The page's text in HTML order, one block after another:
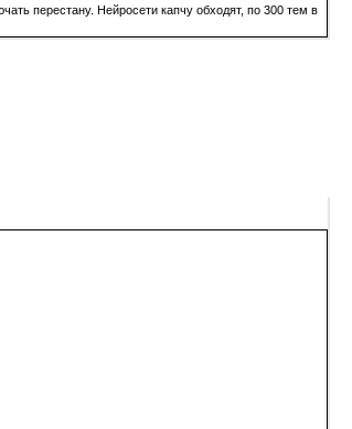
перестану. Нейросети капчу обходят, по 300 тем в